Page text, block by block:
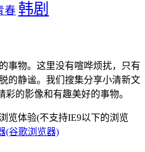
春 韩剧
事物。这里没有喧哗烦扰，只有
的静谧。我们搜集分享小清新文
的影像和有趣美好的事物。
览体验(不支持IE9以下的浏览
(谷歌浏览器)